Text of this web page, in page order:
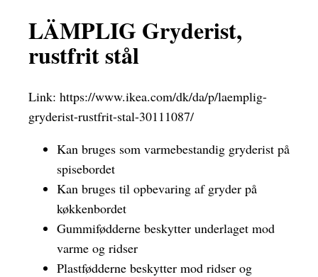
LÄMPLIG Gryderist,
rustfrit stål
Link: https://www.ikea.com/dk/da/p/laemplig-
gryderist-rustfrit-stal-30111087/
Kan bruges som varmebestandig gryderist på
spisebordet
Kan bruges til opbevaring af gryder på
køkkenbordet
Gummifødderne beskytter underlaget mod
varme og ridser
Plastfødderne beskytter mod ridser og